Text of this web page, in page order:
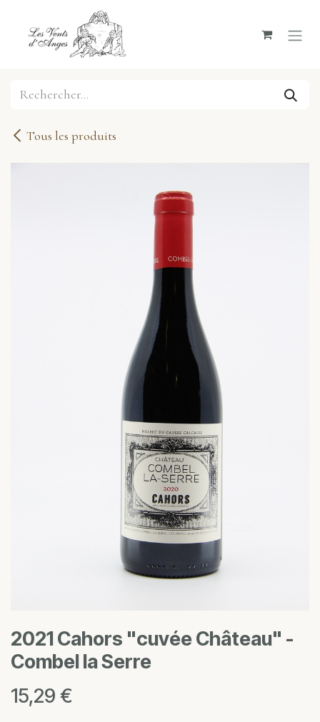
Se rendre au contenu
Tous les produits
2021 Cahors "cuvée Château" -
Combel la Serre
15,29 €